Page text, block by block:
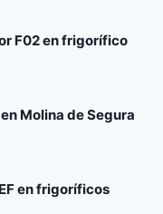
F02 en frigorífico
Molina de Segura
en frigoríficos